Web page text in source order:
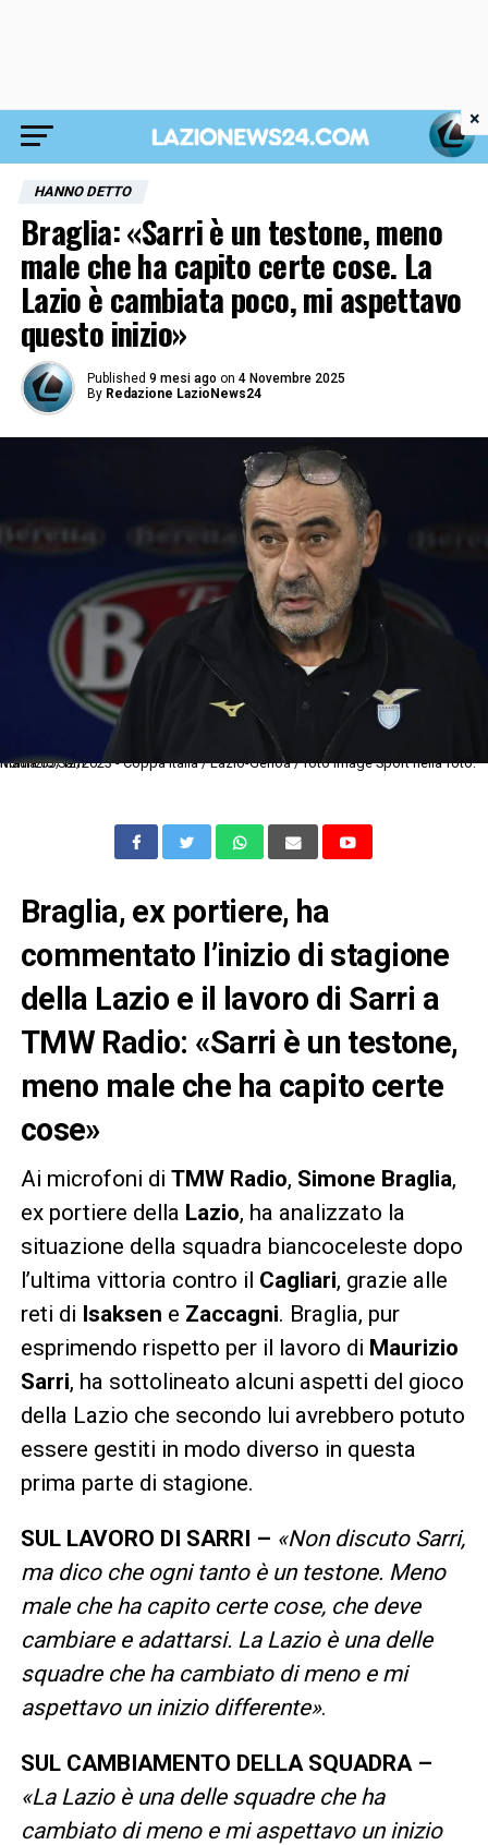
HANNO DETTO
Braglia: «Sarri è un testone, meno
male che ha capito certe cose. La
Lazio è cambiata poco, mi aspettavo
questo inizio»
Published 9 mesi ago on 4 Novembre 2025
By Redazione LazioNews24
Roma 05/12/2023 - Coppa Italia / Lazio-Genoa / foto Image Sport nella foto: Maurizio Sarri
Braglia, ex portiere, ha
commentato l’inizio di stagione
della Lazio e il lavoro di Sarri a
TMW Radio: «Sarri è un testone,
meno male che ha capito certe
cose»
Ai microfoni di TMW Radio, Simone Braglia,
ex portiere della Lazio, ha analizzato la
situazione della squadra biancoceleste dopo
l’ultima vittoria contro il Cagliari, grazie alle
reti di Isaksen e Zaccagni. Braglia, pur
esprimendo rispetto per il lavoro di Maurizio
Sarri, ha sottolineato alcuni aspetti del gioco
della Lazio che secondo lui avrebbero potuto
essere gestiti in modo diverso in questa
prima parte di stagione.
SUL LAVORO DI SARRI – «Non discuto Sarri,
ma dico che ogni tanto è un testone. Meno
male che ha capito certe cose, che deve
cambiare e adattarsi. La Lazio è una delle
squadre che ha cambiato di meno e mi
aspettavo un inizio differente».
SUL CAMBIAMENTO DELLA SQUADRA –
«La Lazio è una delle squadre che ha
cambiato di meno e mi aspettavo un inizio
×